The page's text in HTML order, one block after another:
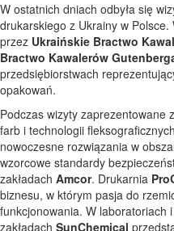
W ostatnich dniach odbyła się
drukarskiego z Ukrainy w
przez Ukraińskie Bractwo
Bractwo Kawalerów
przedsiębiorstwach
opakowań.
Podczas wizyty zaprezentowane
farb i technologii
nowoczesne rozwiązania w
wzorcowe standardy
zakładach Amcor. Drukarnia
biznesu, w którym pasja do
funkcjonowania. W laboratoriach i
zakładach SunChemical